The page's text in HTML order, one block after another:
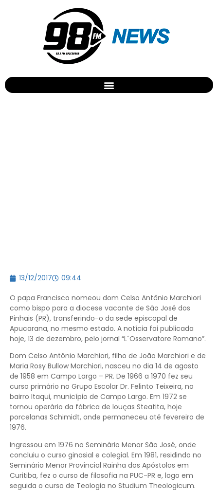
13/12/2017 09:44
O papa Francisco nomeou dom Celso Antônio Marchiori
como bispo para a diocese vacante de São José dos
Pinhais (PR), transferindo-o da sede episcopal de
Apucarana, no mesmo estado. A notícia foi publicada
hoje, 13 de dezembro, pelo jornal “L´Osservatore Romano”.
Dom Celso Antônio Marchiori, filho de João Marchiori e de
Maria Rosy Bullow Marchiori, nasceu no dia 14 de agosto
de 1958 em Campo Largo – PR. De 1966 a 1970 fez seu
curso primário no Grupo Escolar Dr. Felinto Teixeira, no
bairro Itaqui, município de Campo Largo. Em 1972 se
tornou operário da fábrica de louças Steatita, hoje
porcelanas Schimidt, onde permaneceu até fevereiro de
1976.
Ingressou em 1976 no Seminário Menor São José, onde
concluiu o curso ginasial e colegial. Em 1981, residindo no
Seminário Menor Provincial Rainha dos Apóstolos em
Curitiba, fez o curso de filosofia na PUC-PR e, logo em
seguida o curso de Teologia no Studium Theologicum.